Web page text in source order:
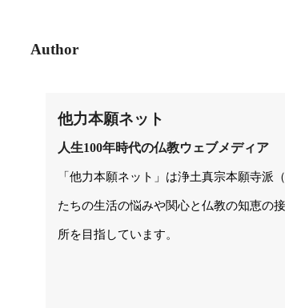
Author
他力本願ネット
人生100年時代の仏教ウェブメディア
「他力本願ネット」は浄土真宗本願寺派
たちの生活の悩みや関心と仏教の知恵の
所を目指しています。